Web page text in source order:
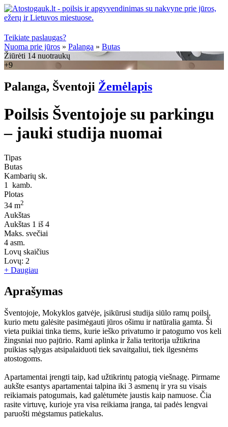
Teikiate paslaugas?
Nuoma prie jūros » Palanga » Butas
Žiūrėti 14 nuotraukų
+9
Palanga, Šventoji Žemėlapis
Poilsis Šventojoje su parkingu
– jauki studija nuomai
Tipas
Butas
Kambarių sk.
1
kamb.
Plotas
34 m2
Aukštas
Aukštas 1 iš 4
Maks. svečiai
4 asm.
Lovų skaičius
Lovų: 2
+ Daugiau
Aprašymas
Šventojoje, Mokyklos gatvėje, įsikūrusi studija siūlo ramų poilsį,
kurio metu galėsite pasimėgauti jūros ošimu ir natūralia gamta. Ši
vieta puikiai tinka tiems, kurie ieško privatumo ir patogumo vos keli
žingsniai nuo pajūrio. Rami aplinka ir žalia teritorija užtikrina
puikias sąlygas atsipalaiduoti tiek savaitgaliui, tiek ilgesnėms
atostogoms.
Apartamentai įrengti taip, kad užtikrintų patogią viešnagę. Pirmame
aukšte esantys apartamentai talpina iki 3 asmenų ir yra su visais
reikiamais patogumais, kad galėtumėte jaustis kaip namuose. Čia
rasite virtuvę, kurioje yra visa reikiama įranga, tai padės lengvai
paruošti mėgstamus patiekalus.